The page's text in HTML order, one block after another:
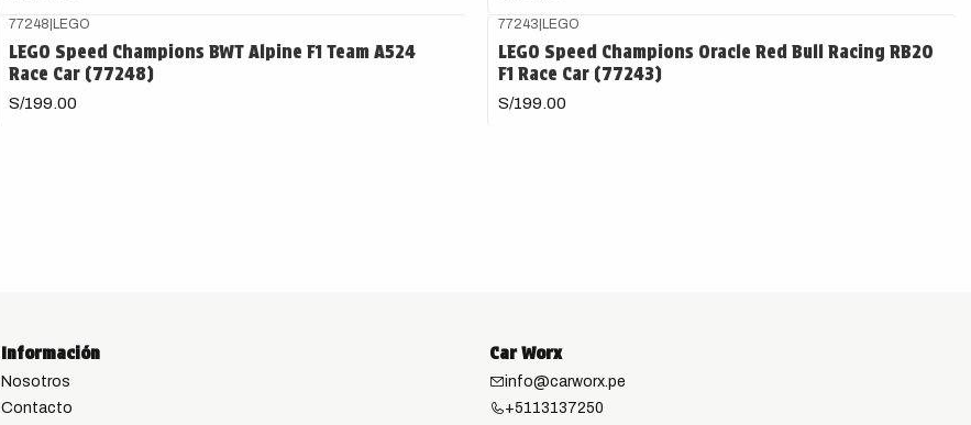
77248|LEGO
LEGO Speed Champions BWT Alpine F1 Team A524
Race Car (77248)
S/199.00
77243|LEGO
LEGO Speed Champions Oracle Red Bull Racing RB20
F1 Race Car (77243)
S/199.00
Información
Nosotros
Contacto
Car Worx
info@carworx.pe
+5113137250